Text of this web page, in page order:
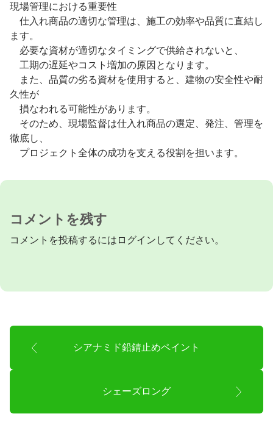
現場管理における重要性
仕入れ商品の適切な管理は、施工の効率や品質に直結し
ます。
必要な資材が適切なタイミングで供給されないと、
工期の遅延やコスト増加の原因となります。
また、品質の劣る資材を使用すると、建物の安全性や耐
久性が
損なわれる可能性があります。
そのため、現場監督は仕入れ商品の選定、発注、管理を
徹底し、
プロジェクト全体の成功を支える役割を担います。
コメントを残す
コメントを投稿するには ログイン してください。
シアナミド鉛錆止めペイント
シェーズロング